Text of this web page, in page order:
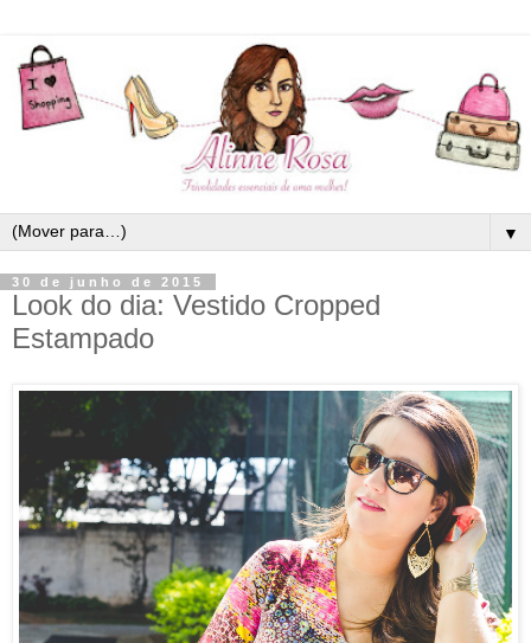
▼
30 de junho de 2015
Look do dia: Vestido Cropped
Estampado